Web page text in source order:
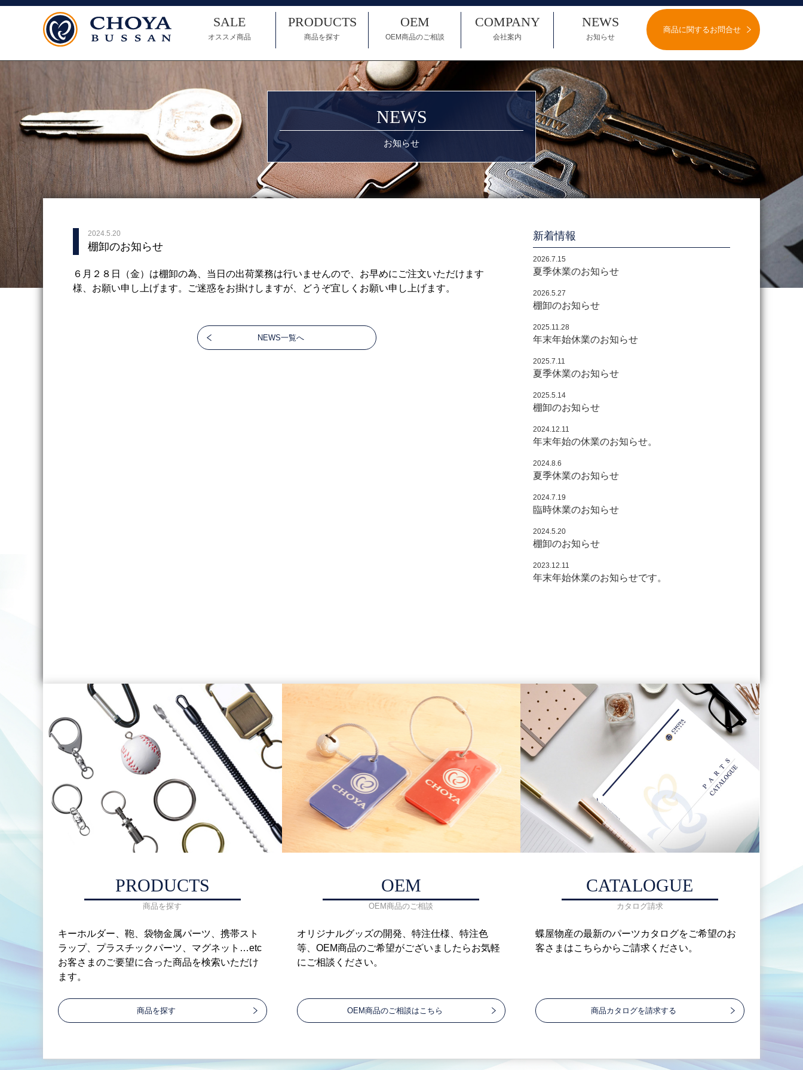
SALE
オススメ商品
PRODUCTS
商品を探す
OEM
OEM商品のご相談
COMPANY
会社案内
NEWS
お知らせ
商品に関するお問合せ
NEWS
お知らせ
2024.5.20
棚卸のお知らせ
６月２８日（金）は棚卸の為、当日の出荷業務は行いませんので、お早めにご注文いただけます
様、お願い申し上げます。ご迷惑をお掛けしますが、どうぞ宜しくお願い申し上げます。
NEWS一覧へ
新着情報
2026.7.15
夏季休業のお知らせ
2026.5.27
棚卸のお知らせ
2025.11.28
年末年始休業のお知らせ
2025.7.11
夏季休業のお知らせ
2025.5.14
棚卸のお知らせ
2024.12.11
年末年始の休業のお知らせ。
2024.8.6
夏季休業のお知らせ
2024.7.19
臨時休業のお知らせ
2024.5.20
棚卸のお知らせ
2023.12.11
年末年始休業のお知らせです。
PRODUCTS
商品を探す
キーホルダー、鞄、袋物金属パーツ、携帯スト
ラップ、プラスチックパーツ、マグネット…etc
お客さまのご要望に合った商品を検索いただけ
ます。
商品を探す
OEM
OEM商品のご相談
オリジナルグッズの開発、特注仕様、特注色
等、OEM商品のご希望がございましたらお気軽
にご相談ください。
OEM商品のご相談はこちら
CATALOGUE
カタログ請求
蝶屋物産の最新のパーツカタログをご希望のお
客さまはこちらからご請求ください。
商品カタログを請求する